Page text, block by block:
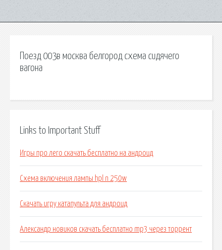
Поезд 003в москва белгород схема сидячего
вагона
Links to Important Stuff
Игры про лего скачать бесплатно на андроид
Схема включения лампы hpl n 250w
Скачать игру катапульта для андроид
Александр новиков скачать бесплатно mp3 через торрент